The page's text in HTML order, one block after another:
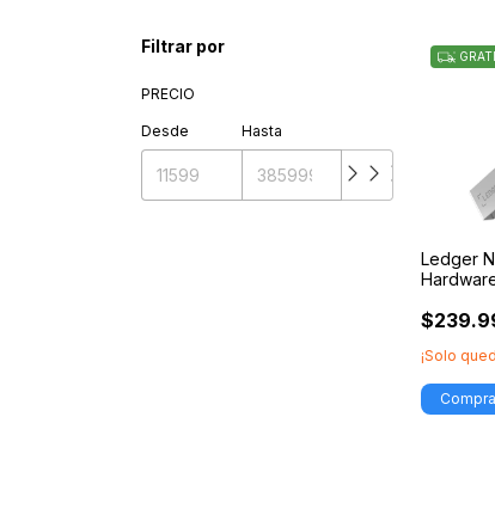
Filtrar por
PRECIO
Desde Hasta
Ledger
¡Solo